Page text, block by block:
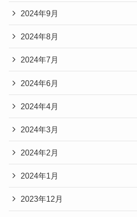
2024年9月
2024年8月
2024年7月
2024年6月
2024年4月
2024年3月
2024年2月
2024年1月
2023年12月